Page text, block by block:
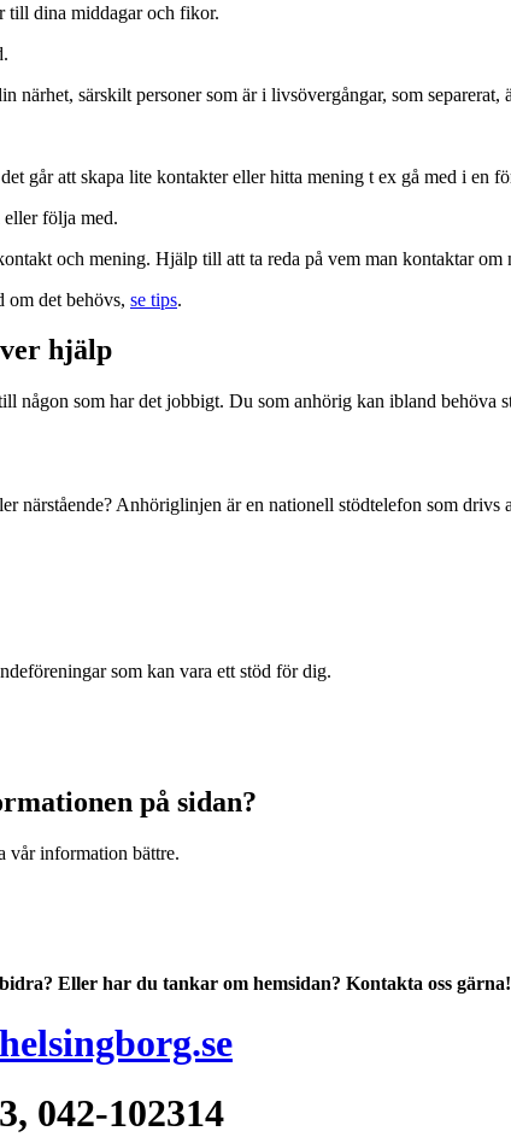
till dina middagar och fikor.
närhet, särskilt personer som är i livsövergångar, som
går att skapa lite kontakter eller hitta mening t ex gå med i en
följa med.
och mening. Hjälp till att ta reda på vem man kontaktar
om det behövs, se tips.
hjälp
någon som har det jobbigt. Du som anhörig kan ibland behöva
närstående? Anhöriglinjen är en nationell stödtelefon som drivs
som kan vara ett stöd för dig.
på sidan?
vår information bättre.
Eller har du tankar om hemsidan? Kontakta oss gärna!
042-102314